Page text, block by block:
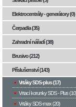
Elektrocentrály - generátory (0)
Čerpadla (35)
Zahradní nářadí (38)
Brusivo (212)
Příslušenství (143)
Vrtáky SDS-plus (17)
Vrtací korunky SDS - Plus
Vrtáky SDS-max (20)